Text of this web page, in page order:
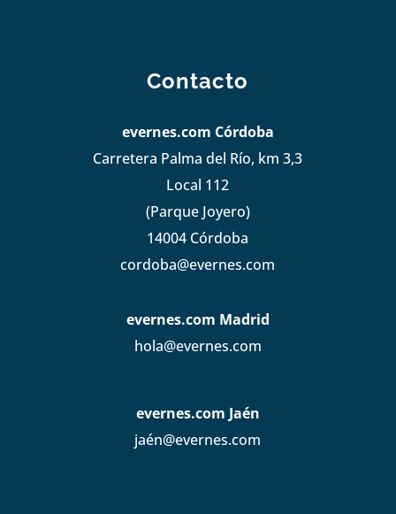
Contacto
evernes.com Córdoba
Carretera Palma del Río, km 3,3
Local 112
(Parque Joyero)
14004 Córdoba
cordoba@evernes.com
evernes.com Madrid
hola@evernes.com
evernes.com Jaén
jaén@evernes.com